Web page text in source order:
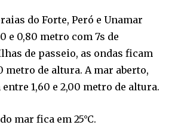
do Forte, Peró e Unamar
e 0,80 metro com 7s de
de passeio, as ondas ficam
metro de altura. A mar aberto,
1,60 e 2,00 metro de altura.
mar fica em 25°C.